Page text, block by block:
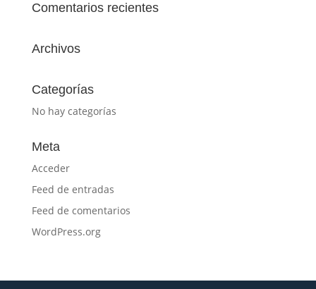
Comentarios recientes
Archivos
Categorías
No hay categorías
Meta
Acceder
Feed de entradas
Feed de comentarios
WordPress.org